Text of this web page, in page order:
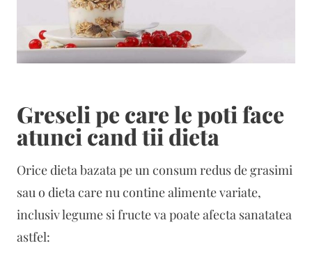
Greseli pe care le poti face
atunci cand tii dieta
Orice dieta bazata pe un consum redus de grasimi
sau o dieta care nu contine alimente variate,
inclusiv legume si fructe va poate afecta sanatatea
astfel: